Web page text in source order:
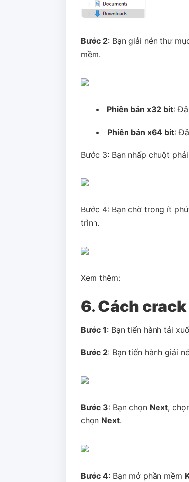
Bước 2: Bạn giải nén thư
mềm.
• Phiên bản x32 bit:
• Phiên bản x64 bit:
Bước 3: Bạn nhấp chuột
Bước 4: Bạn chờ trong ít
trình.
Xem thêm:
6. Cách
Bước 1: Bạn tiến hành tải
Bước 2: Bạn tiến hành giải
Bước 3: Bạn chọn Next,
chọn Next.
Bước 4: Bạn mở phần mềm